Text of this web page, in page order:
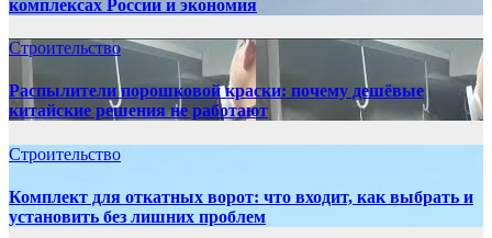
комплексах России и экономия
Строительство
Распылители порошковой краски: почему дешёвые
китайские решения не работают
Строительство
Комплект для откатных ворот: что входит, как выбрать и
установить без лишних проблем